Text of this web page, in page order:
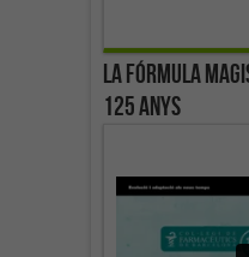
La fórmula
125 anys